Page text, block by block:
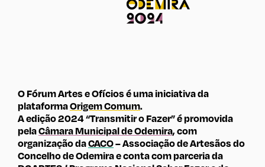
O Fórum Artes e Ofícios é uma iniciativa da
plataformaOrigem Comum.
A edição 2024 “Transmitir o Fazer” é promovida
pelaCâmara Municipal de Odemira, com
organização daCACO– Associação de Artesãos do
Concelho de Odemira e conta com parceria da